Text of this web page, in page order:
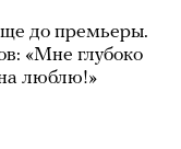
до премьеры.
«Мне глубоко
люблю!»